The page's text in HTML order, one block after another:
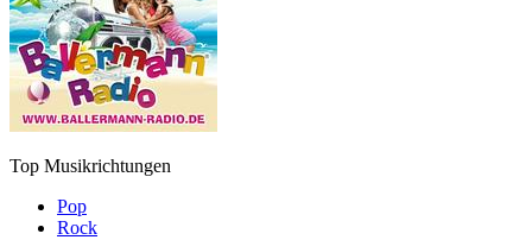
Top Musikrichtungen
Pop
Rock